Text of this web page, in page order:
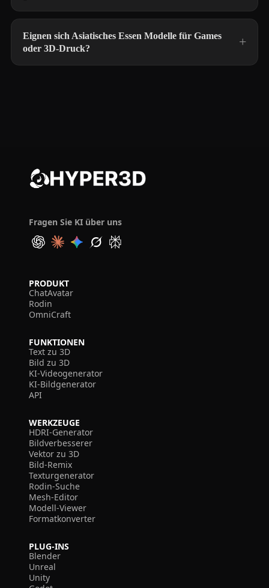
Eignen sich Asiatisches Essen Modelle für Games
oder 3D-Druck?
Fragen Sie KI über uns
PRODUKT
ChatAvatar
Rodin
OmniCraft
FUNKTIONEN
Text zu 3D
Bild zu 3D
KI-Videogenerator
KI-Bildgenerator
API
WERKZEUGE
HDRI-Generator
Bildverbesserer
Vektor zu 3D
Bild-Remix
Texturgenerator
Rodin-Suche
Mesh-Editor
Modell-Viewer
Formatkonverter
PLUG-INS
Blender
Unreal
Unity